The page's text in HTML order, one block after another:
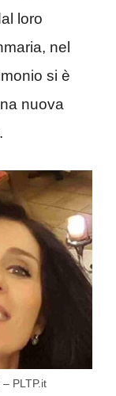
loro
nel
si è
nuova
PLTP.it